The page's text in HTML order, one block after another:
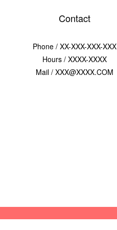
Contact
Phone / XX-XXX-XXX-XXX
Hours / XXXX-XXXX
Mail / XXX@XXXX.COM